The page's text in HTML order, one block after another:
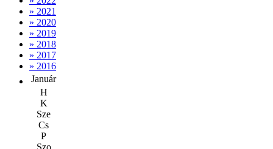
» 2021
» 2020
» 2019
» 2018
» 2017
» 2016
Január
H
K
Sze
Cs
P
Szo